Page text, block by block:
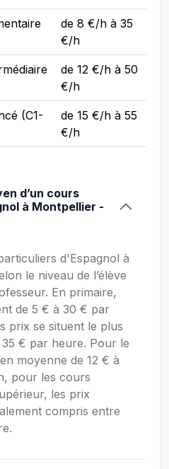
de 8 €/h à 35
€/h
de 12 €/h à 50
€/h
(C1-
de 15 €/h à 55
€/h
d’un cours
à Montpellier -
d'Espagnol à
le niveau de l’élève
En primaire,
de 5 € à 30 € par
prix se situent le plus
€ par heure. Pour le
moyenne de 12 € à
pour les cours
les prix
compris entre